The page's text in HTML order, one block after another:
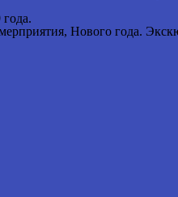
Нового года.